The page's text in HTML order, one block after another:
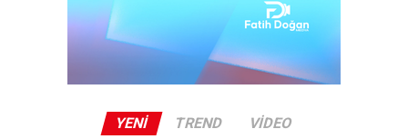
YENI TREND VIDEO